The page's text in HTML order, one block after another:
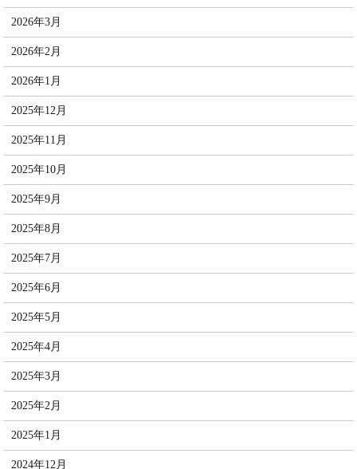
2026年3月
2026年2月
2026年1月
2025年12月
2025年11月
2025年10月
2025年9月
2025年8月
2025年7月
2025年6月
2025年5月
2025年4月
2025年3月
2025年2月
2025年1月
2024年12月